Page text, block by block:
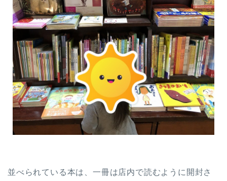
並べられている本は、一冊は店内で読むように開封さ